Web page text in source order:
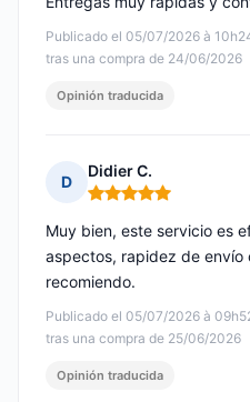
Publicado el 05/07/2026 à
tras una compra de 24/06/2026
Opinión traducida
D
Didier C.
Nota: 5 de 5
Publicado el 05/07/2026 à
tras una compra de 25/06/2026
Muy bien, este servicio es
aspectos, rapidez de
recomiendo.
Opinión traducida